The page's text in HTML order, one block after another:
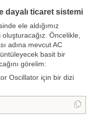
dayalı ticaret sistemi
ele aldığımız
Öncelikle,
adına mevcut AC
basit bir
görelim:
Oscillator için bir dizi